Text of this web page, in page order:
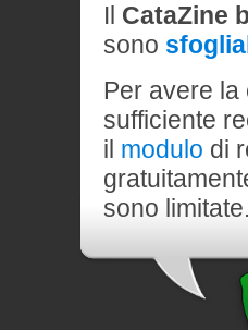
Il CataZine
sono
Per avere
sufficiente
il modulo di
sono limitate.